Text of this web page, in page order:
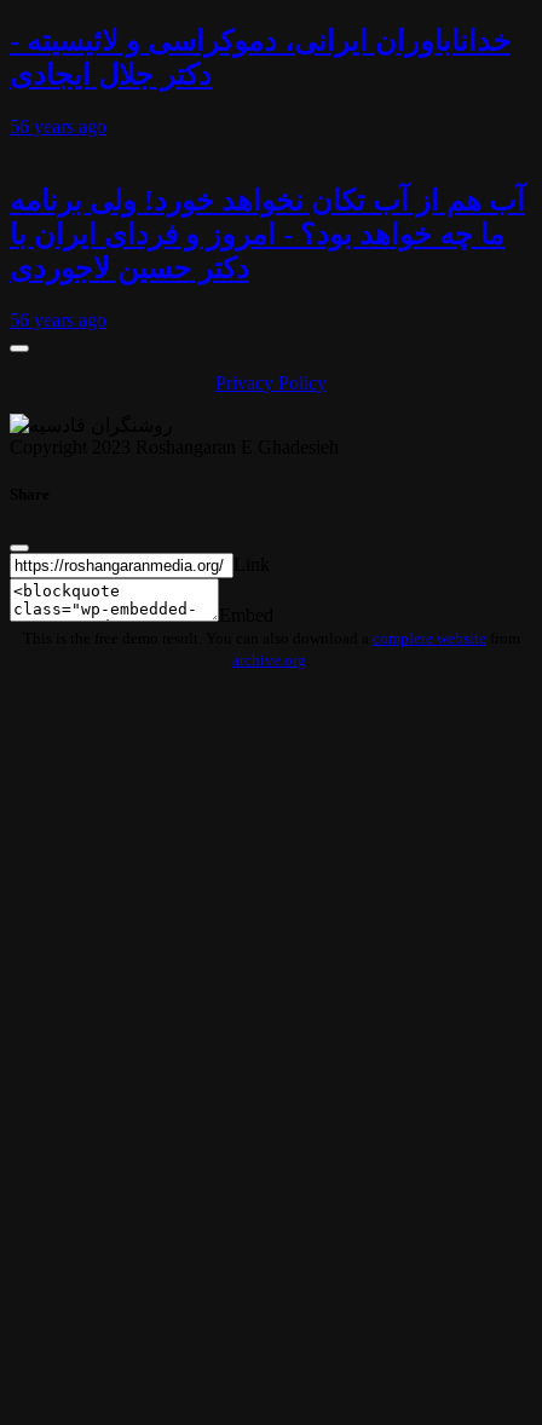
خداناباوران ایرانی، دموکراسی و لائیسیته -
دکتر جلال ایجادی
56 years ago
آب هم از آب تکان نخواهد خورد! ولی برنامه
ما چه خواهد بود؟ - امروز و فردای ایران با
دکتر حسین لاجوردی
56 years ago
Privacy Policy
complete websitefrom
archive.org